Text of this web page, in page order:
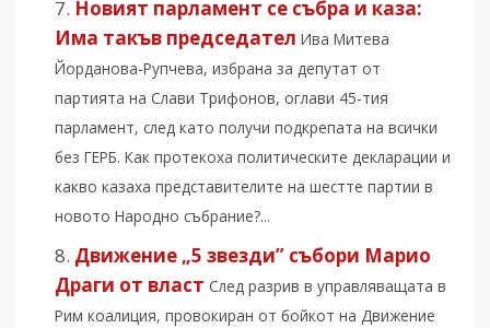
Новият парламент се събра и каза:
Има такъв председател Ива Митева
Йорданова-Рупчева, избрана за депутат от
партията на Слави Трифонов, оглави 45-тия
парламент, след като получи подкрепата на всички
без ГЕРБ. Как протекоха политическите декларации и
какво казаха представителите на шестте партии в
новото Народно събрание?...
Движение „5 звезди” събори Марио
Драги от власт След разрив в управляващата в
Рим коалиция, провокиран от бойкот на Движение